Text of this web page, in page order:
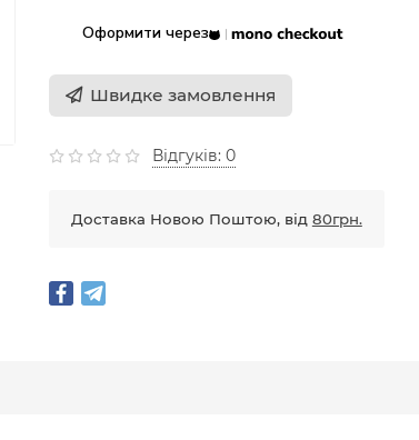
Оформити через
Швидке замовлення
Відгуків: 0
Доставка Новою Поштою, від 80грн.